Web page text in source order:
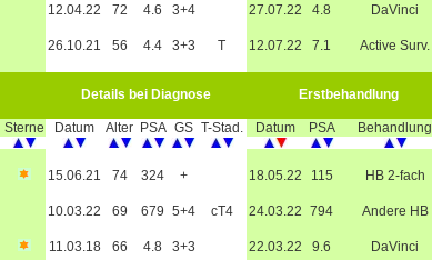
12.04.22 72 4.6 3+4 27.07.22 4.8 DaVinci
26.10.21 56 4.4 3+3 T 12.07.22 7.1 Active Surv.
Details bei Diagnose Erstbehandlung
Sterne Datum Alter PSA GS T-Stad. Datum PSA Behandlung
15.06.21 74 324 + 18.05.22 115 HB 2-fach
10.03.22 69 679 5+4 cT4 24.03.22 794 Andere HB
11.03.18 66 4.8 3+3 22.03.22 9.6 DaVinci